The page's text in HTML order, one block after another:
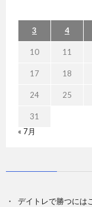
3 4
10 11
17 18
24 25
31
« 7月
デイトレで勝つには